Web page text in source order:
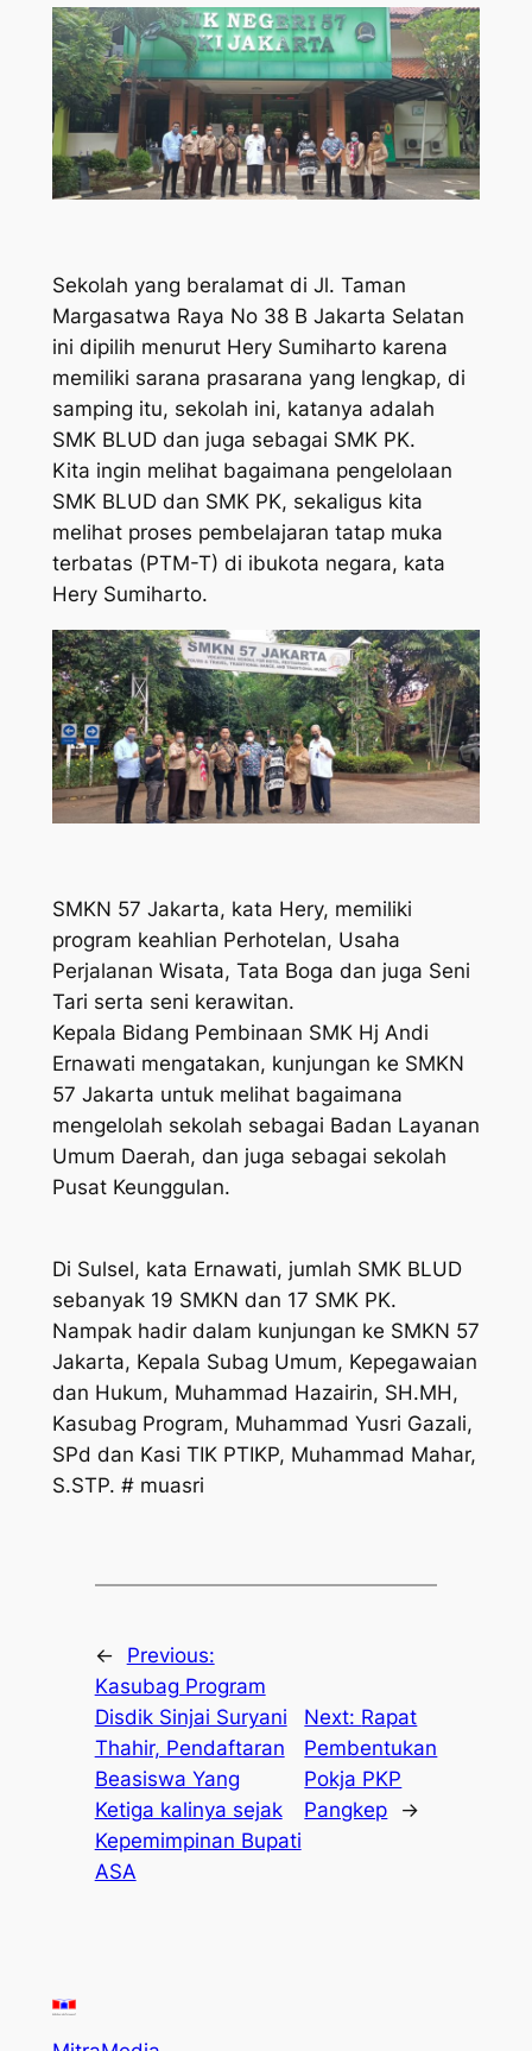
Sekolah yang beralamat di Jl. Taman
Margasatwa Raya No 38 B Jakarta Selatan
ini dipilih menurut Hery Sumiharto karena
memiliki sarana prasarana yang lengkap, di
samping itu, sekolah ini, katanya adalah
SMK BLUD dan juga sebagai SMK PK.
Kita ingin melihat bagaimana pengelolaan
SMK BLUD dan SMK PK, sekaligus kita
melihat proses pembelajaran tatap muka
terbatas (PTM-T) di ibukota negara, kata
Hery Sumiharto.
SMKN 57 Jakarta, kata Hery, memiliki
program keahlian Perhotelan, Usaha
Perjalanan Wisata, Tata Boga dan juga Seni
Tari serta seni kerawitan.
Kepala Bidang Pembinaan SMK Hj Andi
Ernawati mengatakan, kunjungan ke SMKN
57 Jakarta untuk melihat bagaimana
mengelolah sekolah sebagai Badan Layanan
Umum Daerah, dan juga sebagai sekolah
Pusat Keunggulan.
Di Sulsel, kata Ernawati, jumlah SMK BLUD
sebanyak 19 SMKN dan 17 SMK PK.
Nampak hadir dalam kunjungan ke SMKN 57
Jakarta, Kepala Subag Umum, Kepegawaian
dan Hukum, Muhammad Hazairin, SH.MH,
Kasubag Program, Muhammad Yusri Gazali,
SPd dan Kasi TIK PTIKP, Muhammad Mahar,
S.STP. # muasri
←
Previous:
Kasubag Program
Disdik Sinjai Suryani
Thahir, Pendaftaran
Beasiswa Yang
Ketiga kalinya sejak
Kepemimpinan Bupati
ASA
Next: Rapat
Pembentukan
Pokja PKP
Pangkep
→